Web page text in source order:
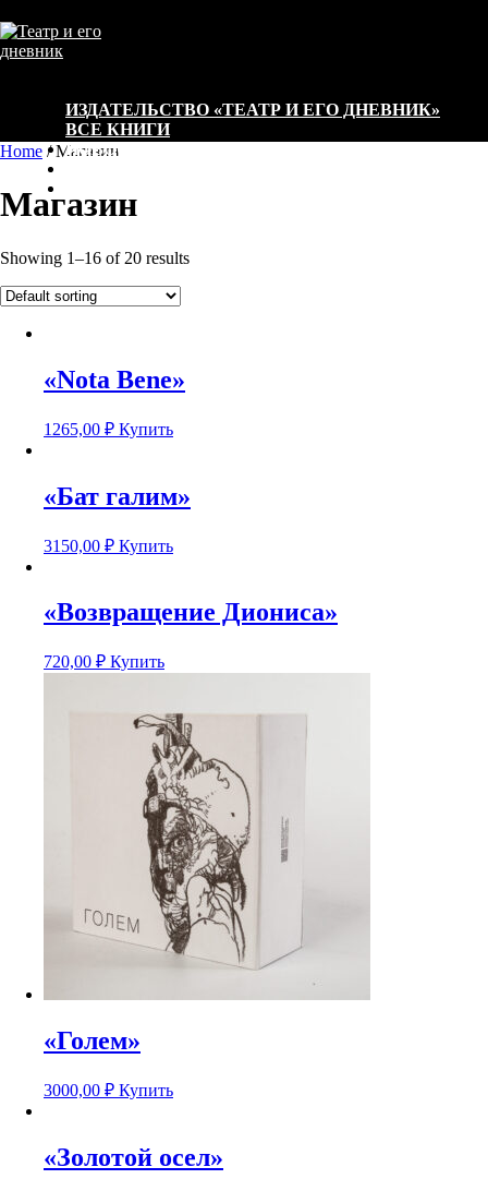
ИЗДАТЕЛЬСТВО «ТЕАТР И ЕГО ДНЕВНИК»
ВСЕ КНИГИ
НОВОСТИ
Home / Магазин
Магазин
Showing 1–16 of 20 results
«Nota Bene»
1265,00 ₽ Купить
«Бат галим»
3150,00 ₽ Купить
«Возвращение Диониса»
720,00 ₽ Купить
«Голем»
3000,00 ₽ Купить
«Золотой осел»